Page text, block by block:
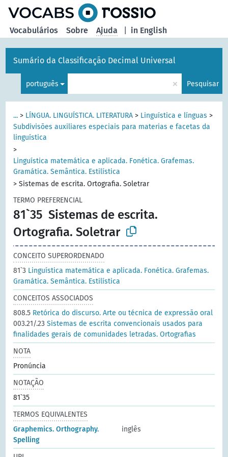
in English
Vocabulários Sobre Ajuda
Sumário da Classificação Decimal Universal
português × Pesquisar
... > LÍNGUA. LINGUÍSTICA. LITERATURA > Linguística e línguas >
Subdivisões auxiliares especiais para materias e facetas da
linguística
>
Linguística matemática e aplicada. Fonética. Grafemas.
Gramática. Semântica. Estilística
>Sistemas de escrita. Ortografia. Soletrar
TERMO PREFERENCIAL
81`35 Sistemas de escrita.
Ortografia. Soletrar
CONCEITO SUPERORDENADO
81`3 Linguística matemática e aplicada. Fonética. Grafemas.
Gramática. Semântica. Estilística
CONCEITOS ASSOCIADOS
808.5 Retórica do discurso. Arte ou técnica de expressão oral
003.21/.23Sistemas de escrita convencionais usados para
finalidades gerais de comunidades letradas. Ortografias
NOTA
Pronúncia
NOTAÇÃO
81`35
TERMOS EQUIVALENTES
Graphemics. Orthography.
Spelling
inglês